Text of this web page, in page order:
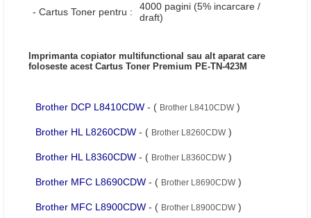
- Cartus Toner pentru :
4000 pagini (5% incarcare /
draft)
Imprimanta copiator multifunctional sau alt aparat care
foloseste acest Cartus Toner Premium PE-TN-423M
Brother DCP L8410CDW - ( Brother L8410CDW)
Brother HL L8260CDW - ( Brother L8260CDW)
Brother HL L8360CDW - ( Brother L8360CDW)
Brother MFC L8690CDW - ( Brother L8690CDW)
Brother MFC L8900CDW - ( Brother L8900CDW)